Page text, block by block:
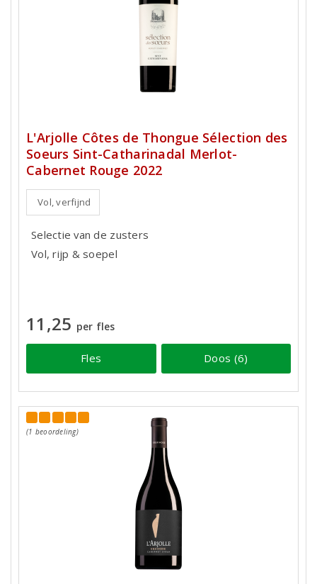
L'Arjolle Côtes de Thongue Sélection des
Soeurs Sint-Catharinadal Merlot-
Cabernet Rouge 2022
Vol, verfijnd
Selectie van de zusters
Vol, rijp & soepel
11,25 per fles
Fles Doos (6)
(1 beoordeling)